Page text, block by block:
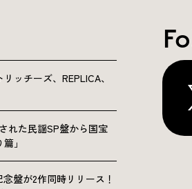
ッチーズ、REPLICA、
れた民謡SP盤から国宝
」
盤が2作同時リリース！